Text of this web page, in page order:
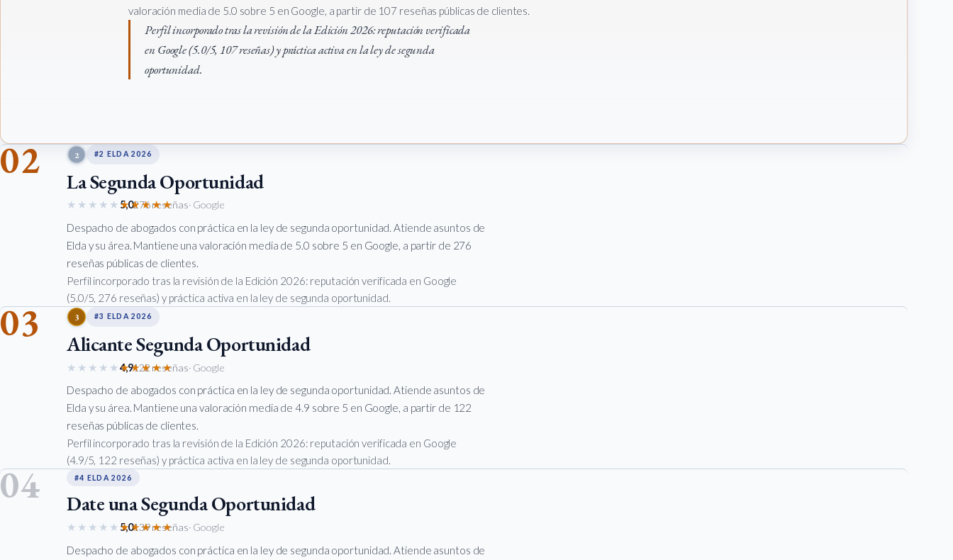
valoración media de 5.0 sobre 5 en Google, a partir de 107 reseñas públicas de clientes.
Perfil incorporado tras la revisión de la Edición 2026: reputación verificada
en Google (5.0/5, 107 reseñas) y práctica activa en la ley de segunda
oportunidad.
02 2 #2 ELDA 2026
La Segunda Oportunidad
★★★★★ ★★★★★
5,0276 reseñas· Google
Despacho de abogados con práctica en la ley de segunda oportunidad. Atiende asuntos de
Elda y su área. Mantiene una valoración media de 5.0 sobre 5 en Google, a partir de 276
reseñas públicas de clientes.
Perfil incorporado tras la revisión de la Edición 2026: reputación verificada en Google
(5.0/5, 276 reseñas) y práctica activa en la ley de segunda oportunidad.
03 3 #3 ELDA 2026
Alicante Segunda Oportunidad
★★★★★★★★★★
4,9122 reseñas· Google
Despacho de abogados con práctica en la ley de segunda oportunidad. Atiende asuntos de
Elda y su área. Mantiene una valoración media de 4.9 sobre 5 en Google, a partir de 122
reseñas públicas de clientes.
Perfil incorporado tras la revisión de la Edición 2026: reputación verificada en Google
(4.9/5, 122 reseñas) y práctica activa en la ley de segunda oportunidad.
04 #4 ELDA 2026
Date una Segunda Oportunidad
★★★★★ ★★★★★
5,0139 reseñas· Google
Despacho de abogados con práctica en la ley de segunda oportunidad. Atiende asuntos de